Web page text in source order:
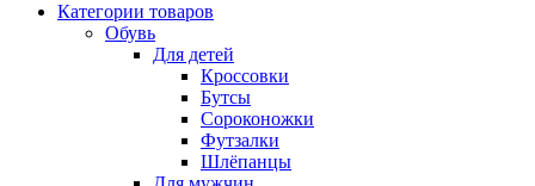
Категории товаров
Обувь
Для детей
Кроссовки
Бутсы
Сороконожки
Футзалки
Шлёпанцы